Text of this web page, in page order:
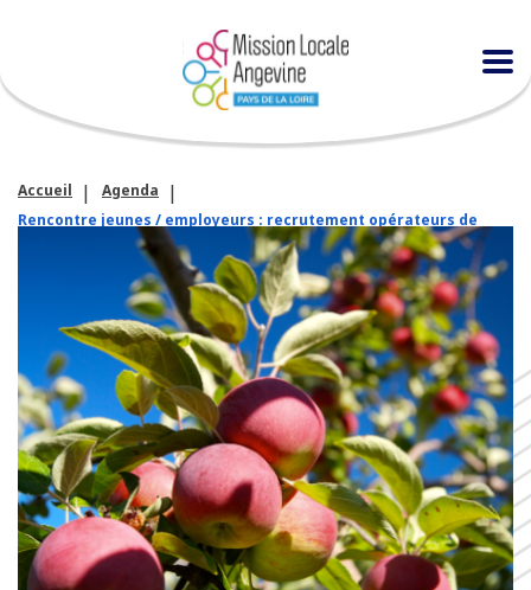
Accueil
Agenda
Rencontre jeunes / employeurs : recrutement opérateurs de
production (F/H)